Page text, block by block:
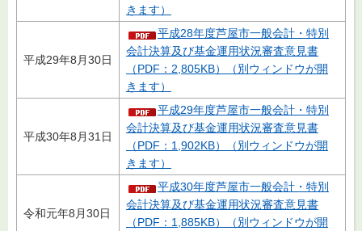
きます）
平成29年8月30日
平成28年度芦屋市一般会計・特別
会計決算及び基金運用状況審査意見書
（PDF：2,805KB）（別ウィンドウが開
きます）
平成30年8月31日
平成29年度芦屋市一般会計・特別
会計決算及び基金運用状況審査意見書
（PDF：1,902KB）（別ウィンドウが開
きます）
令和元年8月30日
平成30年度芦屋市一般会計・特別
会計決算及び基金運用状況審査意見書
（PDF：1,885KB）（別ウィンドウが開